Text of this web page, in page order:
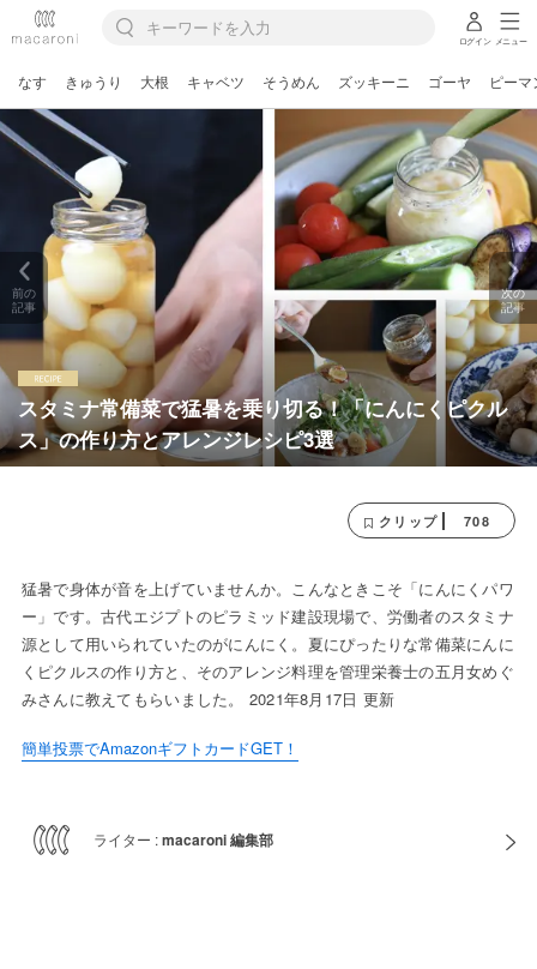
ログイン メニュー
なす きゅうり 大根 キャベツ そうめん ズッキーニ ゴーヤ ピーマ
スタミナ常備菜で猛暑を乗り切る！「にんにくピクル
ス」の作り方とアレンジレシピ3選
前の
記事
次の
記事
クリップ 708
猛暑で身体が音を上げていませんか。こんなときこそ「にんにくパワ
ー」です。古代エジプトのピラミッド建設現場で、労働者のスタミナ
源として用いられていたのがにんにく。夏にぴったりな常備菜にんに
くピクルスの作り方と、そのアレンジ料理を管理栄養士の五月女めぐ
みさんに教えてもらいました。 2021年8月17日 更新
簡単投票でAmazonギフトカードGET！
ライター :macaroni 編集部